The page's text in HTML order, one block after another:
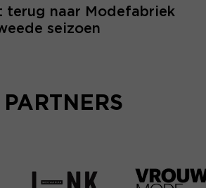
terug naar Modefabriek
seizoen
PARTNERS